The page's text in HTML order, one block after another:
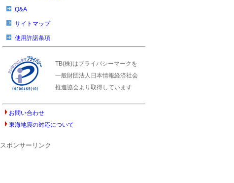
Q&A
サイトマップ
使用許諾条項
TB(株)はプライバシーマークを
一般財団法人日本情報経済社会
推進協会より取得しています
お問い合わせ
東海地震の対応について
スポンサーリンク